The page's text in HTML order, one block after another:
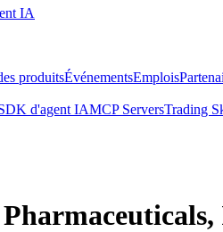
IA
produitsÉvénementsEmplois
d'agent IAMCP ServersTrading